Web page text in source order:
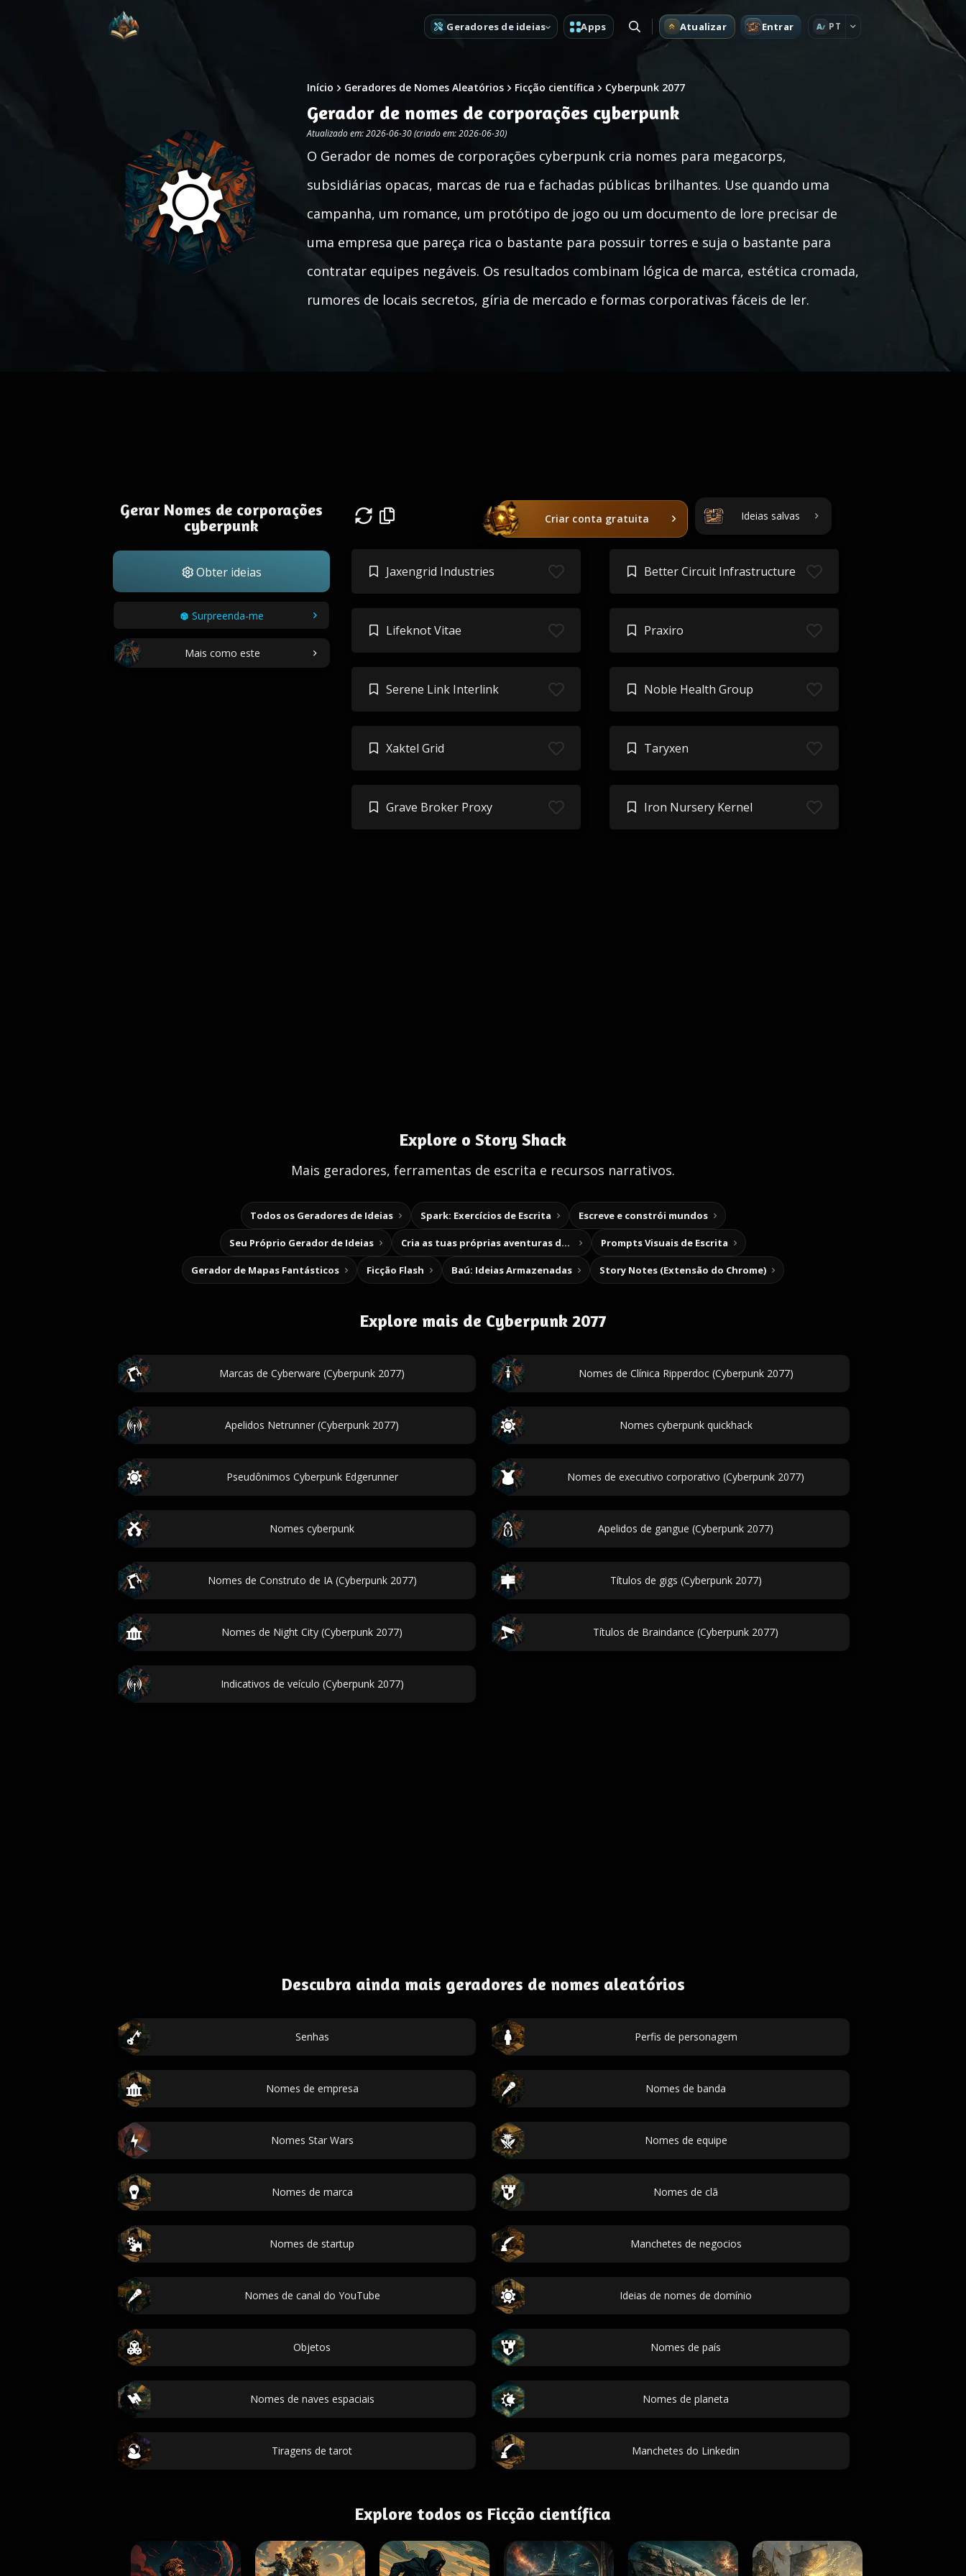
Geradores de ideias Apps Atualizar Entrar A PT
Início Geradores de Nomes Aleatórios Ficção científica Cyberpunk 2077
Gerador de nomes de corporações cyberpunk
Atualizado em: 2026-06-30 (criado em: 2026-06-30)
O Gerador de nomes de corporações cyberpunk cria nomes para megacorps,
subsidiárias opacas, marcas de rua e fachadas públicas brilhantes. Use quando uma
campanha, um romance, um protótipo de jogo ou um documento de lore precisar de
uma empresa que pareça rica o bastante para possuir torres e suja o bastante para
contratar equipes negáveis. Os resultados combinam lógica de marca, estética cromada,
rumores de locais secretos, gíria de mercado e formas corporativas fáceis de ler.
Gerar Nomes de corporações
cyberpunk
Obter ideias
Surpreenda-me
Mais como este
Criar conta gratuita Ideias salvas
Jaxengrid Industries Better Circuit Infrastructure
Lifeknot Vitae Praxiro
Serene Link Interlink Noble Health Group
Xaktel Grid Taryxen
Grave Broker Proxy Iron Nursery Kernel
Explore o Story Shack
Mais geradores, ferramentas de escrita e recursos narrativos.
Todos os Geradores de Ideias Spark: Exercícios de Escrita Escreve e constrói mundos
Seu Próprio Gerador de Ideias Cria as tuas próprias aventuras de escolha Prompts Visuais de Escrita
Gerador de Mapas Fantásticos Ficção Flash Baú: Ideias Armazenadas Story Notes (Extensão do Chrome)
Explore mais de Cyberpunk 2077
Marcas de Cyberware (Cyberpunk 2077) Nomes de Clínica Ripperdoc (Cyberpunk 2077)
Apelidos Netrunner (Cyberpunk 2077) Nomes cyberpunk quickhack
Pseudônimos Cyberpunk Edgerunner Nomes de executivo corporativo (Cyberpunk 2077)
Nomes cyberpunk Apelidos de gangue (Cyberpunk 2077)
Nomes de Construto de IA (Cyberpunk 2077) Títulos de gigs (Cyberpunk 2077)
Nomes de Night City (Cyberpunk 2077) Títulos de Braindance (Cyberpunk 2077)
Indicativos de veículo (Cyberpunk 2077)
Descubra ainda mais geradores de nomes aleatórios
Senhas Perfis de personagem
Nomes de empresa Nomes de banda
Nomes Star Wars Nomes de equipe
Nomes de marca Nomes de clã
Nomes de startup Manchetes de negocios
Nomes de canal do YouTube Ideias de nomes de domínio
Objetos Nomes de país
Nomes de naves espaciais Nomes de planeta
Tiragens de tarot Manchetes do Linkedin
Explore todos os Ficção científica